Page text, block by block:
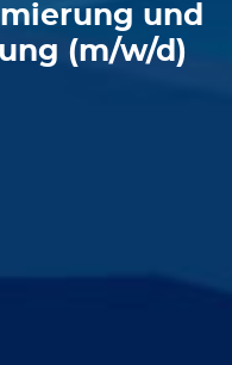
und
(m/w/d)